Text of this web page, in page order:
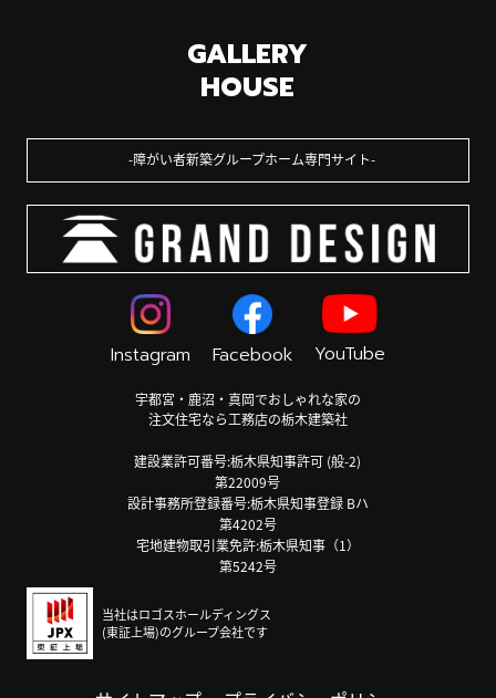
GALLERY
HOUSE
障がい者新築グループホーム専門サイト
Instagram Facebook YouTube
宇都宮・鹿沼・真岡でおしゃれな家の
注文住宅なら工務店の栃木建築社
建設業許可番号:栃木県知事許可 (般-2)
第22009号
設計事務所登録番号:栃木県知事登録 Bハ
第4202号
宅地建物取引業免許:栃木県知事（1）
第5242号
当社はロゴスホールディングス
(東証上場)のグループ会社です